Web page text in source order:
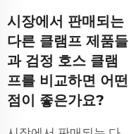
시장에서 판매되는
다른 클램프 제품들
과 검정 호스 클램
프를 비교하면 어떤
점이 좋은가요?